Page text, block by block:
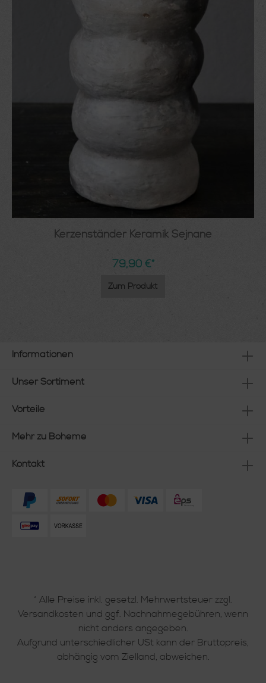
Kerzenständer Keramik Sejnane
79,90 €*
Zum Produkt
Informationen
Unser Sortiment
Vorteile
Mehr zu Boheme
Kontakt
* Alle Preise inkl. gesetzl. Mehrwertsteuer zzgl.
Versandkosten und ggf. Nachnahmegebühren, wenn
nicht anders angegeben.
Aufgrund unterschiedlicher USt kann der Bruttopreis,
abhängig vom Zielland, abweichen.